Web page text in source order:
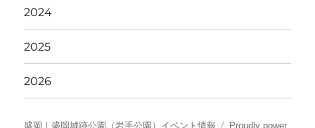
2024
2025
2026
盛岡｜盛岡城跡公園（岩手公園）イベント情報 Proudly power